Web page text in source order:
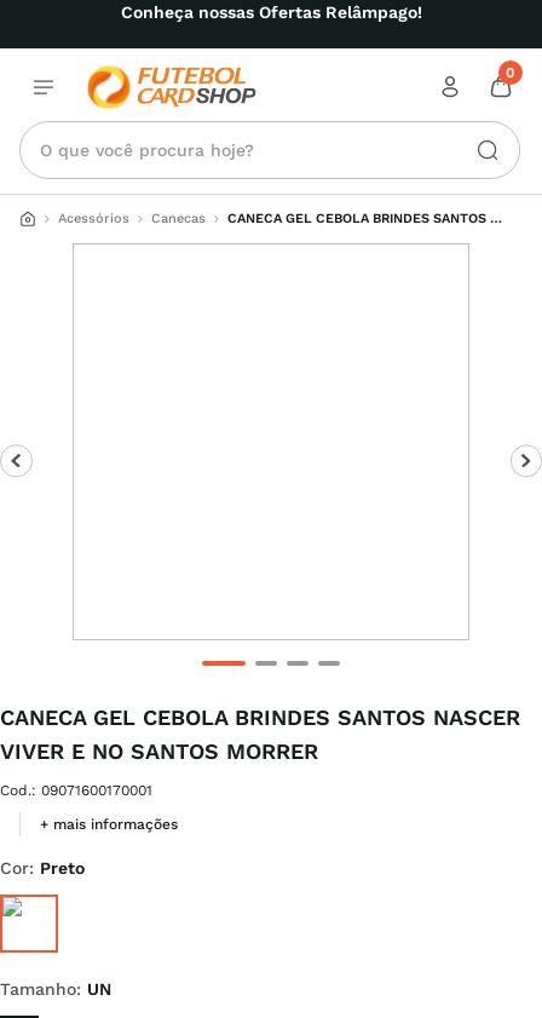
Conheça nossas Ofertas Relâmpago!
0
O que você procura hoje?
Acessórios Canecas
CANECA GEL CEBOLA BRINDES SANTOS
CANECA GEL CEBOLA BRINDES SANTOS NASCER
VIVER E NO SANTOS MORRER
Cod.: 09071600170001
+ mais informações
Cor: Preto
Tamanho: UN